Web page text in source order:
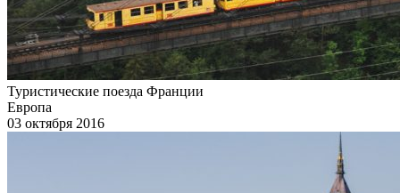
Туристические поезда Франции
Европа
03 октября 2016